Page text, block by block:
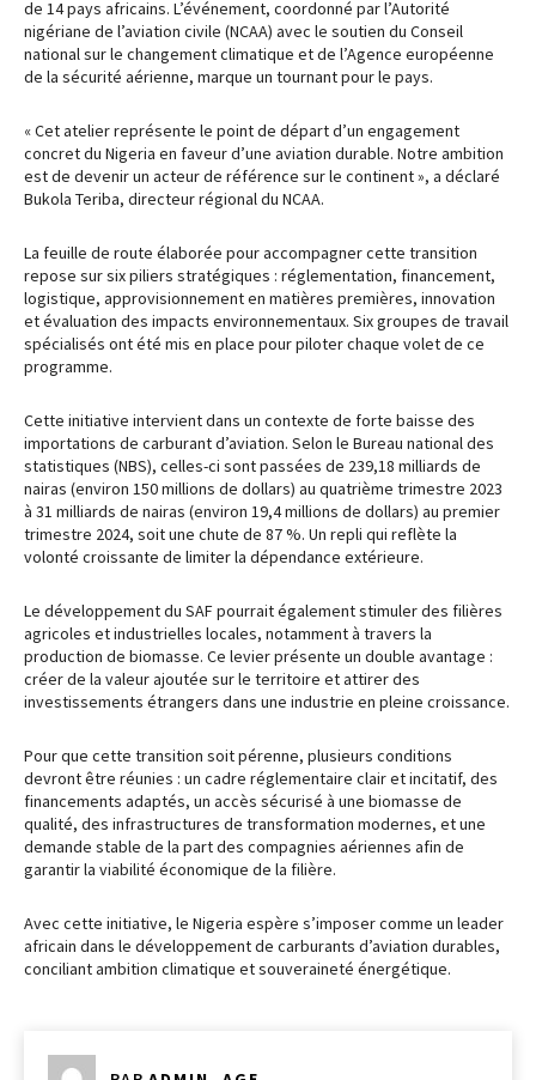
de 14 pays africains. L’événement, coordonné par l’Autorité
nigériane de l’aviation civile (NCAA) avec le soutien du Conseil
national sur le changement climatique et de l’Agence européenne
de la sécurité aérienne, marque un tournant pour le pays.
« Cet atelier représente le point de départ d’un engagement
concret du Nigeria en faveur d’une aviation durable. Notre ambition
est de devenir un acteur de référence sur le continent », a déclaré
Bukola Teriba, directeur régional du NCAA.
La feuille de route élaborée pour accompagner cette transition
repose sur six piliers stratégiques : réglementation, financement,
logistique, approvisionnement en matières premières, innovation
et évaluation des impacts environnementaux. Six groupes de travail
spécialisés ont été mis en place pour piloter chaque volet de ce
programme.
Cette initiative intervient dans un contexte de forte baisse des
importations de carburant d’aviation. Selon le Bureau national des
statistiques (NBS), celles-ci sont passées de 239,18 milliards de
nairas (environ 150 millions de dollars) au quatrième trimestre 2023
à 31 milliards de nairas (environ 19,4 millions de dollars) au premier
trimestre 2024, soit une chute de 87 %. Un repli qui reflète la
volonté croissante de limiter la dépendance extérieure.
Le développement du SAF pourrait également stimuler des filières
agricoles et industrielles locales, notamment à travers la
production de biomasse. Ce levier présente un double avantage :
créer de la valeur ajoutée sur le territoire et attirer des
investissements étrangers dans une industrie en pleine croissance.
Pour que cette transition soit pérenne, plusieurs conditions
devront être réunies : un cadre réglementaire clair et incitatif, des
financements adaptés, un accès sécurisé à une biomasse de
qualité, des infrastructures de transformation modernes, et une
demande stable de la part des compagnies aériennes afin de
garantir la viabilité économique de la filière.
Avec cette initiative, le Nigeria espère s’imposer comme un leader
africain dans le développement de carburants d’aviation durables,
conciliant ambition climatique et souveraineté énergétique.